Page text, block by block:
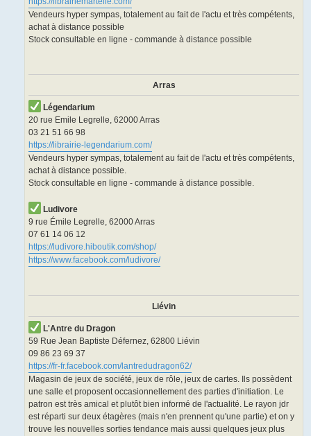
Vendeurs hyper sympas, totalement au fait de l'actu et très compétents,
achat à distance possible
Stock consultable en ligne - commande à distance possible
Arras
Légendarium
20 rue Emile Legrelle, 62000 Arras
03 21 51 66 98
https://librairie-legendarium.com/
Vendeurs hyper sympas, totalement au fait de l'actu et très compétents,
achat à distance possible.
Stock consultable en ligne - commande à distance possible.
Ludivore
9 rue Émile Legrelle, 62000 Arras
07 61 14 06 12
https://ludivore.hiboutik.com/shop/
https://www.facebook.com/ludivore/
Liévin
L'Antre du Dragon
59 Rue Jean Baptiste Défernez, 62800 Liévin
09 86 23 69 37
https://fr-fr.facebook.com/lantredudragon62/
Magasin de jeux de société, jeux de rôle, jeux de cartes. Ils possèdent
une salle et proposent occasionnellement des parties d'initiation. Le
patron est très amical et plutôt bien informé de l'actualité. Le rayon jdr
est réparti sur deux étagères (mais n'en prennent qu'une partie) et on y
trouve les nouvelles sorties tendance mais aussi quelques jeux plus